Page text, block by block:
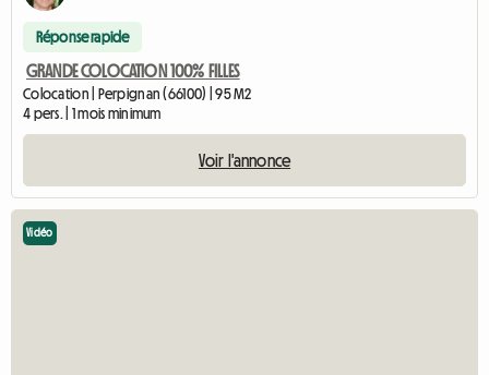
Réponse rapide
GRANDE COLOCATION 100% FILLES
Colocation | Perpignan (66100) | 95 M2
4 pers. | 1 mois minimum
Voir l'annonce
Vidéo